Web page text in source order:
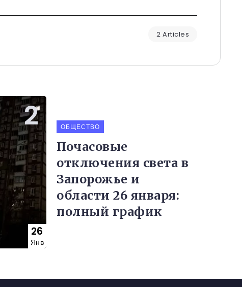
2 Articles
26
Янв
ОБЩЕСТВО
Почасовые
отключения света в
Запорожье и
области 26 января:
полный график